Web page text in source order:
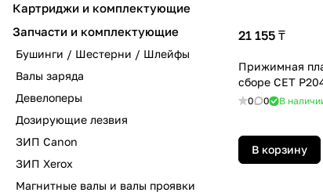
21 155 ₸
Прижимная
сборе СЕТ
0 0 В
В корзину
Картриджи и комплектующие
Запчасти и комплектующие
Бушинги / Шестерни / Шлейфы
Валы заряда
Девелоперы
Дозирующие лезвия
ЗИП Canon
ЗИП Xerox
Магнитные валы и валы проявки